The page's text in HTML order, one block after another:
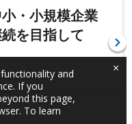
・小規模企業
を目指して
and
If you
this page,
To learn
×